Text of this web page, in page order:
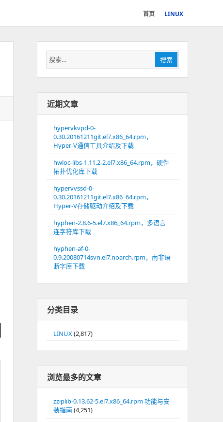
首页 LINUX
搜
索：
搜索
近期文章
hypervkvpd-0-
0.30.20161211git.el7.x86_64.rpm，
Hyper-V通信工具介绍及下载
hwloc-libs-1.11.2-2.el7.x86_64.rpm，硬件
拓扑优化库下载
hypervvssd-0-
0.30.20161211git.el7.x86_64.rpm，
Hyper-V存储驱动介绍及下载
hyphen-2.8.6-5.el7.x86_64.rpm，多语言
连字符库下载
hyphen-af-0-
0.9.20080714svn.el7.noarch.rpm，南非语
断字库下载
分类目录
LINUX(2,817)
浏览最多的文章
zziplib-0.13.62-5.el7.x86_64.rpm 功能与安
装指南(4,251)